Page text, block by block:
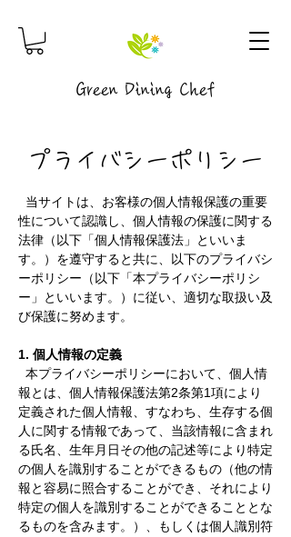
Green Dining Chef
プライバシーポリシー
当サイトは、お客様の個人情報保護の重要
性について認識し、個人情報の保護に関する
法律（以下「個人情報保護法」といいま
す。）を遵守すると共に、以下のプライバシ
ーポリシー（以下「本プライバシーポリシ
ー」といいます。）に従い、適切な取扱い及
び保護に努めます。
1. 個人情報の定義
本プライバシーポリシーにおいて、個人情
報とは、個人情報保護法第2条第1項により
定義された個人情報、すなわち、生存する個
人に関する情報であって、当該情報に含まれ
る氏名、生年月日その他の記述等により特定
の個人を識別することができるもの（他の情
報と容易に照合することができ、それにより
特定の個人を識別することができることとな
るものを含みます。）、もしくは個人識別符